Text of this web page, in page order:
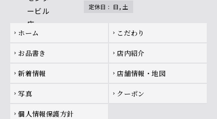
定休日 : 日, 土
Footer navigation
chevron_right ホーム chevron_right こだわり
chevron_right お品書き chevron_right 店内紹介
chevron_right 新着情報 chevron_right 店舗情報・地図
chevron_right 写真 chevron_right クーポン
chevron_right 個人情報保護方針